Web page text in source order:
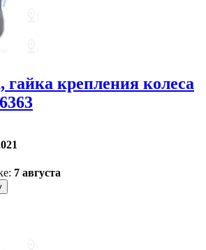
гайка крепления колеса
7 августа